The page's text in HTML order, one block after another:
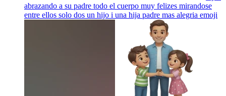
abrazando a su padre todo el cuerpo muy felizes mirandose
entre ellos solo dos un hijo i una hija padre mas alegria emoji